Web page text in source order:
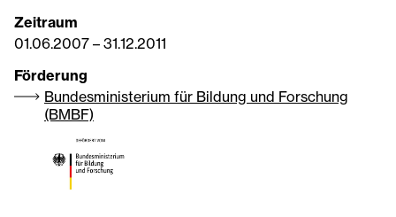
Zeitraum
01.06.2007 – 31.12.2011
Förderung
Bundesministerium für Bildung und Forschung
(BMBF)